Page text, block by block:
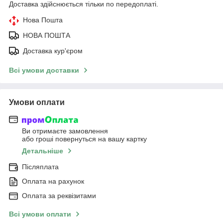
Доставка здійснюється тільки по передоплаті.
Нова Пошта
НОВА ПОШТА
Доставка кур'єром
Всі умови доставки
Умови оплати
Ви отримаєте замовлення
або гроші повернуться на вашу картку
Детальніше
Післяплата
Оплата на рахунок
Оплата за реквізитами
Всі умови оплати